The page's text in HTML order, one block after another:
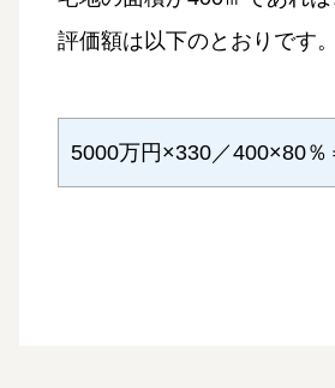
評価額は以下のとおりです。
5000万円×330／400×80％